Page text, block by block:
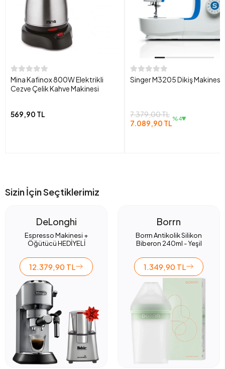
Mina Kafinox 800W Elektrikli
Cezve Çelik Kahve Makinesi
569,90 TL
Singer M3205 Dikiş Makinesi
7.379,00 TL
7.089,90 TL %4
Sizin İçin Seçtiklerimiz
DeLonghi
Espresso Makinesi +
Öğütücü HEDİYELİ
12.379,90 TL
Borrn
Borrn Antikolik Silikon
Biberon 240ml - Yeşil
1.349,90 TL